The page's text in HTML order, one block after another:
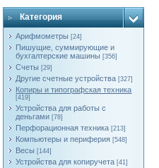
Категория
Арифмометры [24]
Пишущие, суммирующие и
бухгалтерские машины [356]
Счеты [29]
Другие счетные устройства [327]
Копиры и типографская техника
[419]
Устройства для работы с
деньгами [78]
Перфорационная техника [213]
Компьютеры и периферия [548]
Весы [144]
Устройства для копиручета [41]